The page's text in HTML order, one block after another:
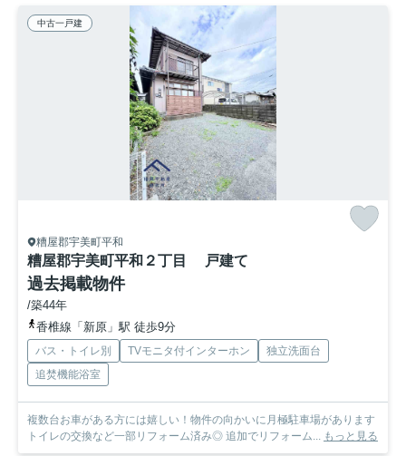
中古一戸建
糟屋郡宇美町平和
糟屋郡宇美町平和２丁目 戸建て
過去掲載物件
/築44年
香椎線「新原」駅 徒歩9分
バス・トイレ別 TVモニタ付インターホン
独立洗面台
追焚機能浴室
複数台お車がある方には嬉しい！物件の向かいに月極駐車場があります
トイレの交換など一部リフォーム済み◎ 追加でリフォーム... もっと見る